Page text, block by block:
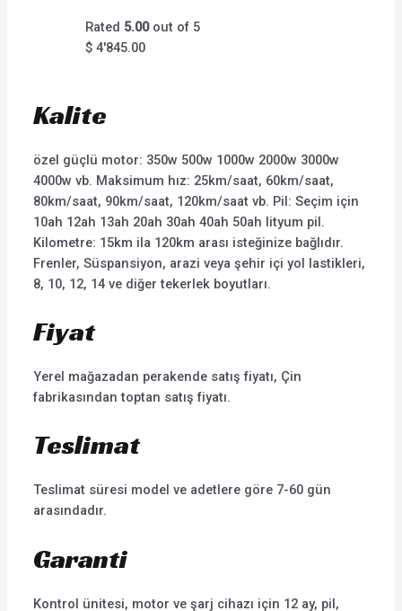
Rated 5.00out of 5
$ 4'845.00
Kalite
özel güçlü motor: 350w 500w 1000w 2000w 3000w
4000w vb. Maksimum hız: 25km/saat, 60km/saat,
80km/saat, 90km/saat, 120km/saat vb. Pil: Seçim için
10ah 12ah 13ah 20ah 30ah 40ah 50ah lityum pil.
Kilometre: 15km ila 120km arası isteğinize bağlıdır.
Frenler, Süspansiyon, arazi veya şehir içi yol lastikleri,
8, 10, 12, 14 ve diğer tekerlek boyutları.
Fiyat
Yerel mağazadan perakende satış fiyatı, Çin
fabrikasından toptan satış fiyatı.
Teslimat
Teslimat süresi model ve adetlere göre 7-60 gün
arasındadır.
Garanti
Kontrol ünitesi, motor ve şarj cihazı için 12 ay, pil,